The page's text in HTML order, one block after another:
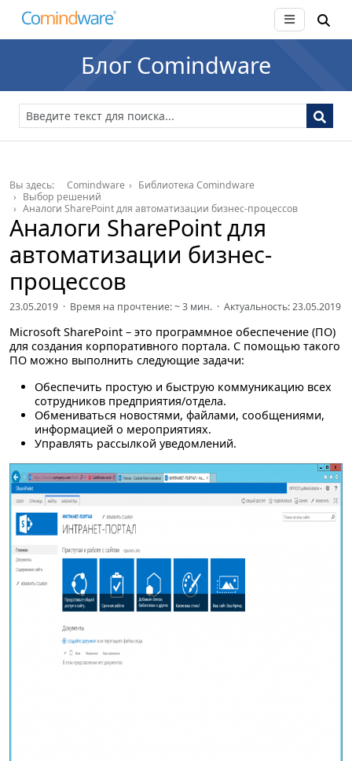
Блог Comindware
Вы здесь: Comindware
Библиотека Comindware
Выбор решений
Аналоги SharePoint для автоматизации бизнес-процессов
Аналоги SharePoint для
автоматизации бизнес-
процессов
23.05.2019 · Время на прочтение: ~3 мин. · Актуальность: 23.05.2019
Microsoft SharePoint – это программное обеспечение (ПО)
для создания корпоративного портала. С помощью такого
ПО можно выполнить следующие задачи:
Обеспечить простую и быструю коммуникацию всех
сотрудников предприятия/отдела.
Обмениваться новостями, файлами, сообщениями,
информацией о мероприятиях.
Управлять рассылкой уведомлений.